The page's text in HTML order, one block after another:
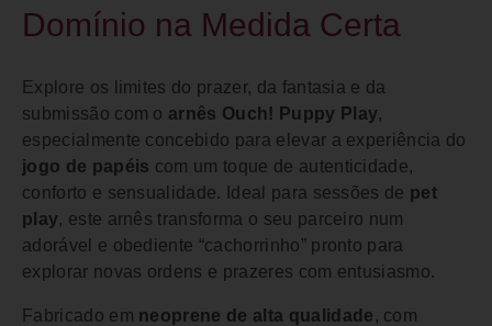
Domínio na Medida Certa
Explore os limites do prazer, da fantasia e da
submissão com o arnês Ouch! Puppy Play,
especialmente concebido para elevar a experiência do
jogo de papéis com um toque de autenticidade,
conforto e sensualidade. Ideal para sessões de pet
play, este arnês transforma o seu parceiro num
adorável e obediente “cachorrinho” pronto para
explorar novas ordens e prazeres com entusiasmo.
Fabricado em neoprene de alta qualidade , com